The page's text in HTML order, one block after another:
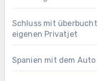
Schluss mit
eigenen Privatjet
Spanien mit dem